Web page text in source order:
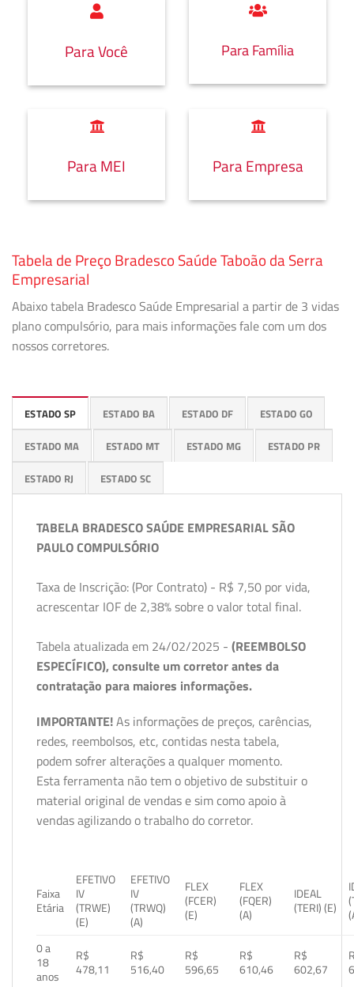
Para Você Para Família
Para MEI Para Empresa
Tabela de Preço Bradesco Saúde Taboão da Serra
Empresarial
Abaixo tabela Bradesco Saúde Empresarial a partir de 3 vidas
plano compulsório, para mais informações fale com um dos
nossos corretores.
ESTADO SP ESTADO BA ESTADO DF ESTADO GO
ESTADO MA ESTADO MT ESTADO MG ESTADO PR
ESTADO RJ ESTADO SC
TABELA BRADESCO SAÚDE EMPRESARIAL SÃO
PAULO COMPULSÓRIO
Taxa de Inscrição: (Por Contrato) - R$ 7,50 por vida,
acrescentar IOF de 2,38% sobre o valor total final.
Tabela atualizada em 24/02/2025 - (REEMBOLSO
ESPECÍFICO), consulte um corretor antes da
contratação para maiores informações.
IMPORTANTE!As informações de preços, carências,
redes, reembolsos, etc, contidas nesta tabela,
podem sofrer alterações a qualquer momento.
Esta ferramenta não tem o objetivo de substituir o
material original de vendas e sim como apoio à
vendas agilizando o trabalho do corretor.
Faixa
Etária
EFETIVO
IV
(TRWE)
(E)
EFETIVO
IV
(TRWQ)
(A)
FLEX
(FCER)
(E)
FLEX
(FQER)
(A)
IDEAL
(TERI) (E)
0 a
18
anos
R$
478,11
R$
516,40
R$
596,65
R$
610,46
R$
602,67